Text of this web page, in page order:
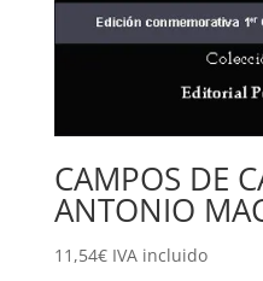
CAMPOS DE
ANTONIO
11,54€ IVA incluido